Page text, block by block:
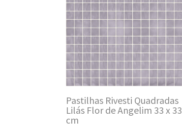
Pastilhas Rivesti Quadradas
Lilás Flor de Angelim 33 x 33
cm